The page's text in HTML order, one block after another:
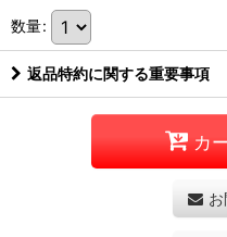
数量:
返品特約に関する重要事項
カ